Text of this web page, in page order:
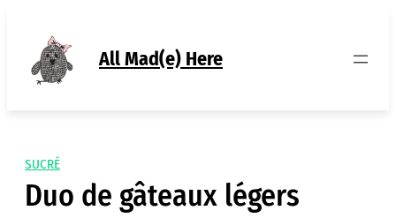
contenu
All Mad(e) Here
SUCRÉ
Duo de gâteaux légers